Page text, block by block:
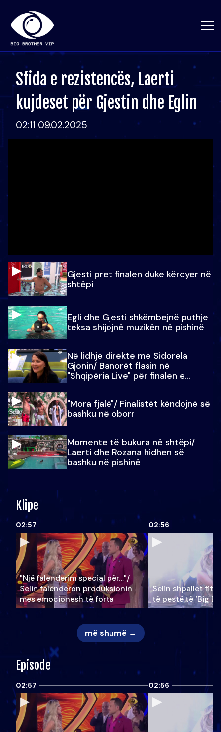
Sfida e rezistencës, Laerti
kujdeset për Gjestin dhe Eglin
02:11 09.02.2025
Gjesti pret finalen duke kërcyer në
shtëpi
Egli dhe Gjesti shkëmbejnë puthje
teksa shijojnë muzikën në pishinë
Në lidhje direkte me Sidorela
Gjonin/ Banorët flasin në
"Shqipëria Live" për finalen e
"Mora fjalë"/ Finalistët këndojnë së
bashku në oborr
Momente të bukura në shtëpi/
Laerti dhe Rozana hidhen së
bashku në pishinë
Klipe
02:57
"Një falenderim special për…"/
Selin falënderon produksionin
mes emocionesh të forta
02:56
Selin shpallet
të pestë të ‘Big
më shumë →
Episode
02:57 02:56